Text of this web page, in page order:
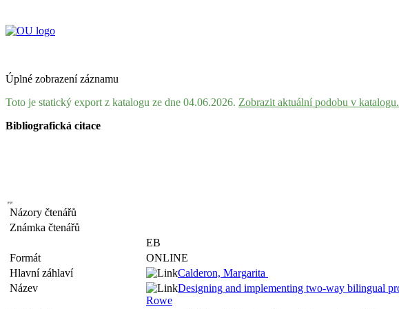
Úplné zobrazení záznamu
Toto je statický export z katalogu ze dne 04.06.2026. Zobrazit aktuální podobu v katalogu.
Bibliografická citace
Názory čtenářů
Známka čtenářů
EB
Formát
ONLINE
Hlavní záhlaví
Calderon, Margarita
Název
Designing and implementing two-way bilingual
Rowe